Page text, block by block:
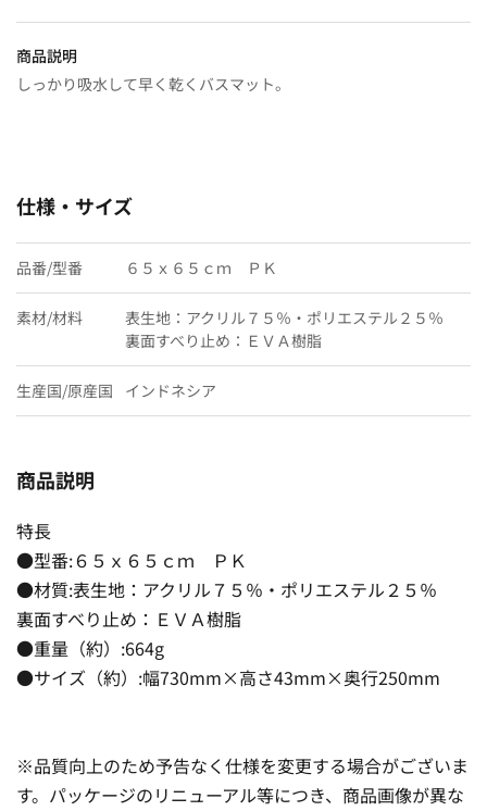
商品説明
しっかり吸水して早く乾くバスマット。
仕様・サイズ
品番/型番 ６５ｘ６５ｃｍ ＰＫ
素材/材料
表生地：アクリル７５％・ポリエステル２５％
裏面すべり止め：ＥＶＡ樹脂
生産国/原産国 インドネシア
商品説明
特長
●型番:６５ｘ６５ｃｍ ＰＫ
●材質:表生地：アクリル７５％・ポリエステル２５％
裏面すべり止め：ＥＶＡ樹脂
●重量（約）:664g
●サイズ（約）:幅730mm×高さ43mm×奥行250mm
※品質向上のため予告なく仕様を変更する場合がございま
す。パッケージのリニューアル等につき、商品画像が異な